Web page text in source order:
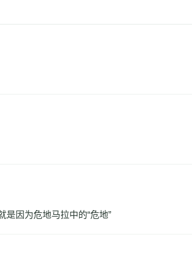
是因为危地马拉中的“危地”